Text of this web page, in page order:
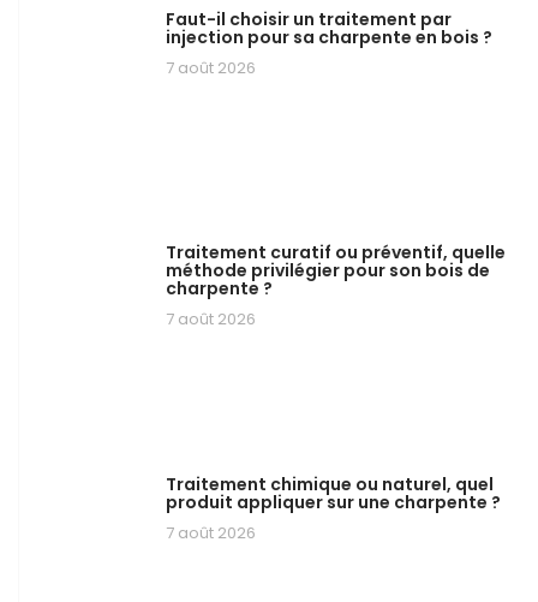
Faut-il choisir un traitement par
injection pour sa charpente en bois ?
7 août 2026
Traitement curatif ou préventif, quelle
méthode privilégier pour son bois de
charpente ?
7 août 2026
Traitement chimique ou naturel, quel
produit appliquer sur une charpente ?
7 août 2026